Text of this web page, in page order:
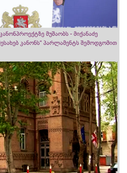
მუშაობს - მიქანაძე
კანონს“ პარლამენტს შემოდგომით